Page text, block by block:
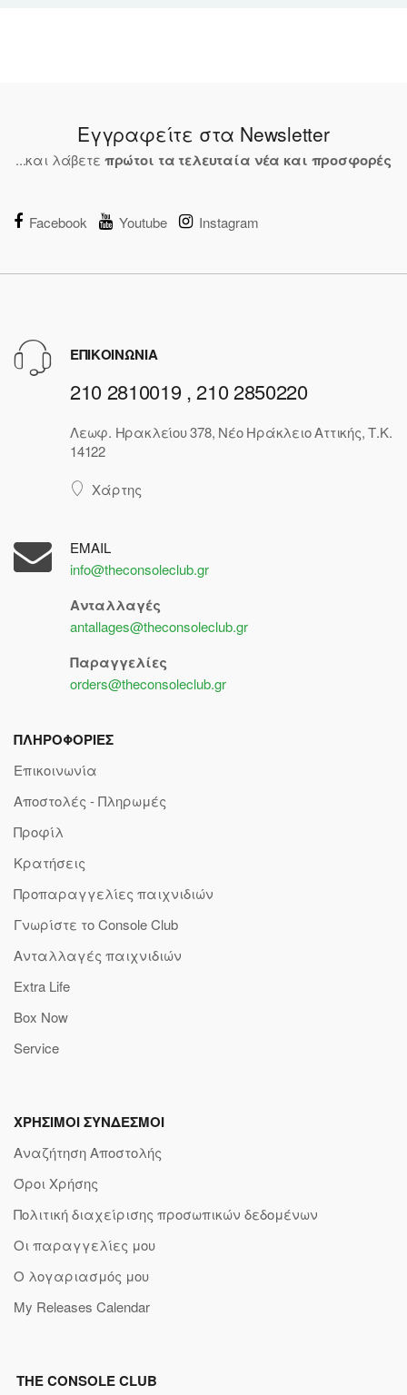
Εγγραφείτε στα Newsletter
...και λάβετε πρώτοι τα τελευταία νέα και προσφορές
Facebook Youtube Instagram
ΕΠΙΚΟΙΝΩΝΙΑ
210 2810019 , 210 2850220
Λεωφ. Ηρακλείου 378, Νέο Ηράκλειο Αττικής, Τ.Κ.
14122
Χάρτης
EMAIL
info@theconsoleclub.gr
Ανταλλαγές
antallages@theconsoleclub.gr
Παραγγελίες
orders@theconsoleclub.gr
ΠΛΗΡΟΦΟΡΙΕΣ
Επικοινωνία
Αποστολές - Πληρωμές
Προφίλ
Κρατήσεις
Προπαραγγελίες παιχνιδιών
Γνωρίστε το Console Club
Ανταλλαγές παιχνιδιών
Extra Life
Box Now
Service
ΧΡΗΣΙΜΟΙ ΣΥΝΔΕΣΜΟΙ
Αναζήτηση Αποστολής
Όροι Χρήσης
Πολιτική διαχείρισης προσωπικών δεδομένων
Οι παραγγελίες μου
Ο λογαριασμός μου
My Releases Calendar
THE CONSOLE CLUB